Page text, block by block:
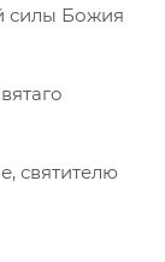
силы Божия
святителю